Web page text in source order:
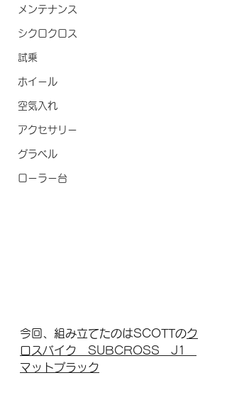
メンテナンス
シクロクロス
試乗
ホイール
空気入れ
アクセサリー
グラベル
ローラー台
今回、組み立てたのはSCOTTのク
ロスバイク　SUBCROSS　J1
マットブラック